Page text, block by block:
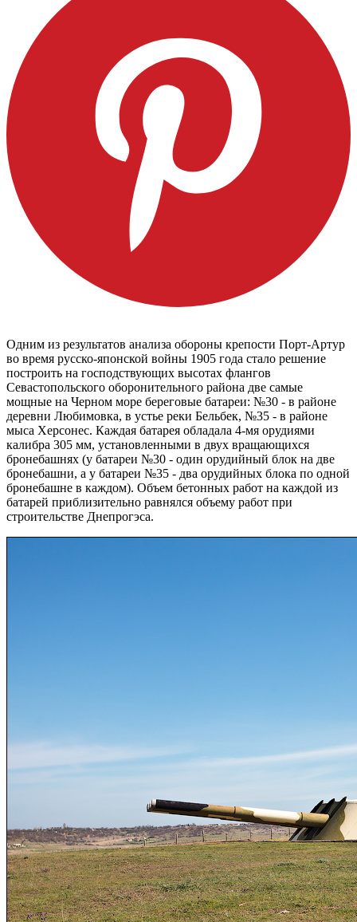
Одним из результатов анализа обороны крепости Порт-Артур
во время русско-японской войны 1905 года стало решение
построить на господствующих высотах флангов
Севастопольского оборонительного района две самые
мощные на Черном море береговые батареи: №30 - в районе
деревни Любимовка, в устье реки Бельбек, №35 - в районе
мыса Херсонес. Каждая батарея обладала 4-мя орудиями
калибра 305 мм, установленными в двух вращающихся
бронебашнях (у батареи №30 - один орудийный блок на две
бронебашни, а у батареи №35 - два орудийных блока по одной
бронебашне в каждом). Объем бетонных работ на каждой из
батарей приблизительно равнялся объему работ при
строительстве Днепрогэса.